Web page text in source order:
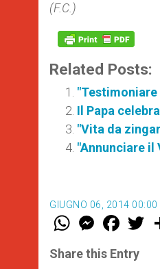
(F.C.)
Related Posts:
Il Papa
"Vita da
"Annunciare
GIUGNO 06, 2014 00:00
W
t
s
M
e
s
e
F
a
e
b
w
Share this Entry